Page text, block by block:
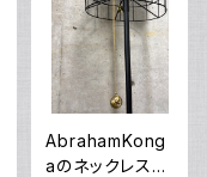
AbrahamKong
aのネックレス